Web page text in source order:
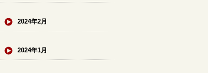
2024年2月
2024年1月